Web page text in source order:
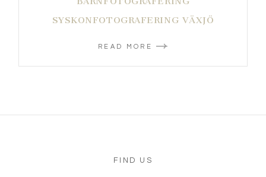
SYSKONFOTOGRAFERING VÄXJÖ
READ MORE
FIND US